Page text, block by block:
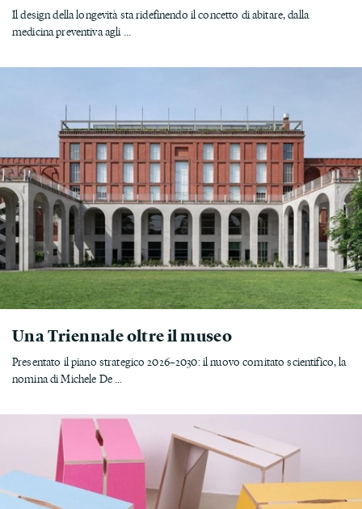
Il design della longevità sta ridefinendo il concetto di abitare, dalla
medicina preventiva agli ...
Una Triennale oltre il museo
Presentato il piano strategico 2026–2030: il nuovo comitato scientifico, la
nomina di Michele De ...